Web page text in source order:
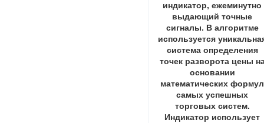
индикатор, ежеминутно
выдающий точные
сигналы. В алгоритме
используется
система определения
точек разворота цены
основании
математических формул
самых успешных
торговых систем.
Индикатор использует